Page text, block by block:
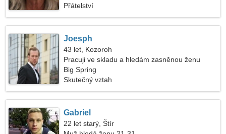
Přátelství
Joesph
43 let, Kozoroh
Pracuji ve skladu a hledám zasněnou ženu
Big Spring
Skutečný vztah
Gabriel
22 let starý, Štír